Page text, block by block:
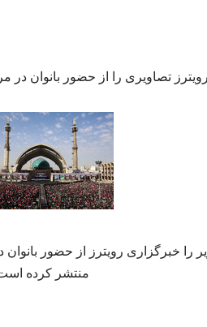
تصاویری را از حضور بانوان در
را خبرگزاری رویترز از حضور
منتشر کرده